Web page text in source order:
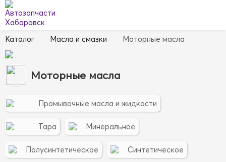
Каталог Масла и смазки Моторные масла
Моторные масла
Промывочные масла и жидкости
Тара Минеральное
Полусинтетическое Синтетическое